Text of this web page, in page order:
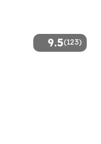
9.5(123)